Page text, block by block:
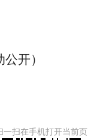
公开）
一扫在手机打开当前页